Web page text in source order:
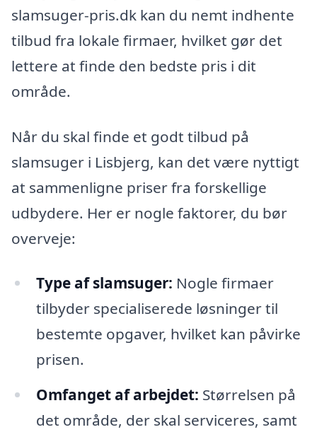
slamsuger-pris.dk kan du nemt indhente
tilbud fra lokale firmaer, hvilket gør det
lettere at finde den bedste pris i dit
område.
Når du skal finde et godt tilbud på
slamsuger i Lisbjerg, kan det være nyttigt
at sammenligne priser fra forskellige
udbydere. Her er nogle faktorer, du bør
overveje:
Type af slamsuger: Nogle firmaer
tilbyder specialiserede løsninger til
bestemte opgaver, hvilket kan påvirke
prisen.
Omfanget af arbejdet: Størrelsen på
det område, der skal serviceres, samt